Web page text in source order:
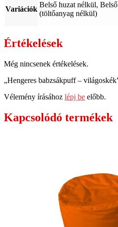
Variációk
Belső huzat nélkül,
(töltőanyag nélkül)
Értékelések
Még nincsenek értékelések.
„Hengeres babzsákpuff –
Vélemény írásához lépj be előbb.
Kapcsolódó termékek